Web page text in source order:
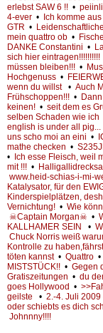
erlebst SAW 6 !! •
4-ever • Ich komme
GTR •
mein quattro ob •
DANKE Constantini •
sich hier eintragen!!!!!!!!!!
müssen bleiben!!! •
Hochgenuss •
wenn du willst • Auch
Frühschoppen!!! •
keinen! • seit dem es
selben Schaden wie ich
english is under all
uns scho moi an eini •
mathe checken •
•
Ich esse Fleisch, weil
mit !!! •
www.heid-schias-i-mi-
Katalysator, für den
Kinderspielplätzen,
Vernichtung! • Wie
☠Captain Morgan☠ •
KALLHAMER SEIN
•
Chuck Norris weiß
Kontrolle zu
töten kannst • Quattro •
MISTSTÜCK!! • Gegen
Gratiszeitungen • du
goes Hollywood •
geilste
• 2.-4. Juli 2009
oder schiebts es dich
Johnnny!!!!